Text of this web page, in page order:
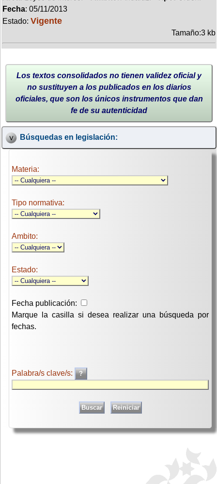
Fecha: 05/11/2013
Estado: Vigente
Tamaño:3 kb
Los textos consolidados no tienen validez oficial y
no sustituyen a los publicados en los diarios
oficiales, que son los únicos instrumentos que dan
fe de su autenticidad
Búsquedas en legislación:
Materia:
Tipo normativa:
Ambito:
Estado:
Fecha publicación:
Marque la casilla si desea realizar una búsqueda por
fechas.
Palabra/s clave/s: